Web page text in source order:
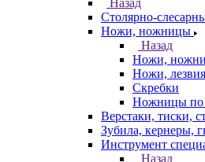
Назад
Столярно-
Ножи, ножницы
Назад
Ножи,
Ножи, лезвия
Скребки
Ножницы по
Верстаки, тиски,
Зубила, кернеры,
Инструмент
Назад